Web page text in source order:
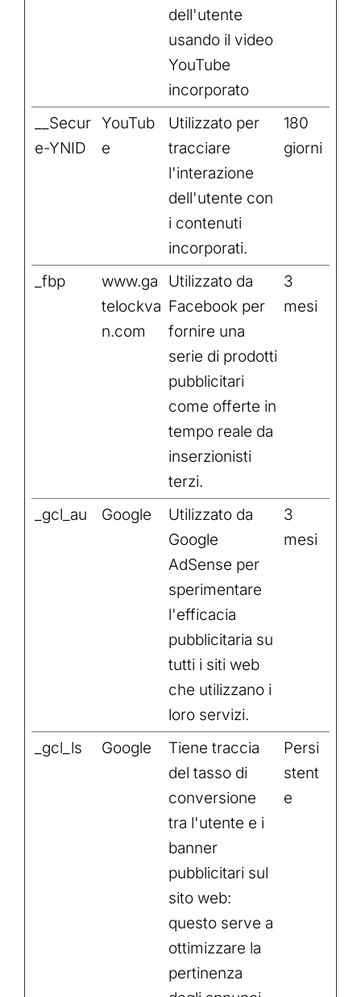
dell'utente
usando il video
YouTube
incorporato
__Secur
e-YNID
YouTub
e
Utilizzato per
tracciare
l'interazione
dell'utente con
i contenuti
incorporati.
180
giorni
_fbp
www.ga
telockva
n.com
Utilizzato da
Facebook per
fornire una
serie di prodotti
pubblicitari
come offerte in
tempo reale da
inserzionisti
terzi.
3
mesi
_gcl_au Google
Utilizzato da
Google
AdSense per
sperimentare
l'efficacia
pubblicitaria su
tutti i siti web
che utilizzano i
loro servizi.
3
mesi
_gcl_ls Google
Tiene traccia
del tasso di
conversione
tra l'utente e i
banner
pubblicitari sul
sito web:
questo serve a
ottimizzare la
pertinenza
Persi
stent
e